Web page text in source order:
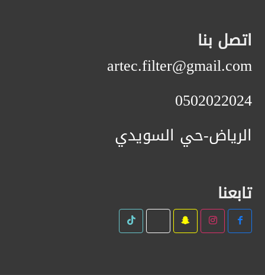
اتصل بنا
artec.filter@gmail.com
0502022024
الرياض-حي السويدي
تابعنا